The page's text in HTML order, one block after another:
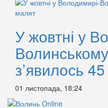
У жовтні у
з’явилось
01 листопада, 18:24